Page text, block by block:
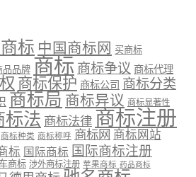
标 中国商标网 买商标
品品牌 商标 商标争议 商标代理
商标保护 商标公司 商标分类
商标局 商标异议 商标显著性
标法 商标法律 商标注册
商标种类 商标称呼 商标网 商标网站
标 国际商标 国际商标注册
商标 涉外商标注册 苹果商标 药品商标